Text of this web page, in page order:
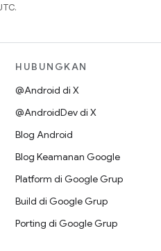
HUBUNGKAN
@Android di X
@AndroidDev di X
Blog Android
Blog Keamanan Google
Platform di Google Grup
Build di Google Grup
Porting di Google Grup